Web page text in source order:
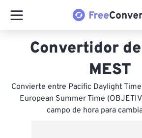
Convertidor
MEST
Convierte entre Pacific Daylight
European Summer Time
campo de hora para